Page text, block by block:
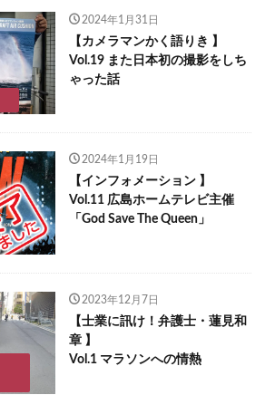
2024年1月31日
【カメラマンかく語りき 】
Vol.19 また日本初の撮影をしち
ゃった話
2024年1月19日
【インフォメーション 】
Vol.11 広島ホームテレビ主催
「God Save The Queen」
2023年12月7日
【士業に訊け！弁護士・蓮見和
章 】
Vol.1 マラソンへの情熱